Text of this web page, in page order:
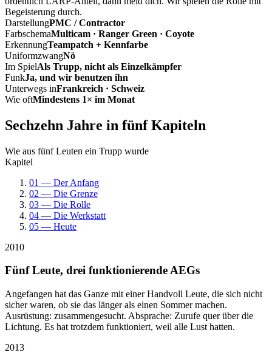
Begeisterung durch.
DarstellungPMC / Contractor
FarbschemaMulticam · Ranger Green · Coyote
ErkennungTeampatch + Kennfarbe
UniformzwangNö
Im SpielAls Trupp, nicht als Einzelkämpfer
FunkJa, und wir benutzen ihn
Unterwegs inFrankreich · Schweiz
Wie oftMindestens 1× im Monat
Sechzehn Jahre in fünf Kapiteln
Wie aus fünf Leuten ein Trupp wurde
Kapitel
01 — Der Anfang
02 — Die Grenze
03 — Die Rolle
04 — Die Werkstatt
05 — Heute
2010
Fünf Leute, drei funktionierende AEGs
Angefangen hat das Ganze mit einer Handvoll Leute, die sich nicht
sicher waren, ob sie das länger als einen Sommer machen.
Ausrüstung: zusammengesucht. Absprache: Zurufe quer über die
Lichtung. Es hat trotzdem funktioniert, weil alle Lust hatten.
2013